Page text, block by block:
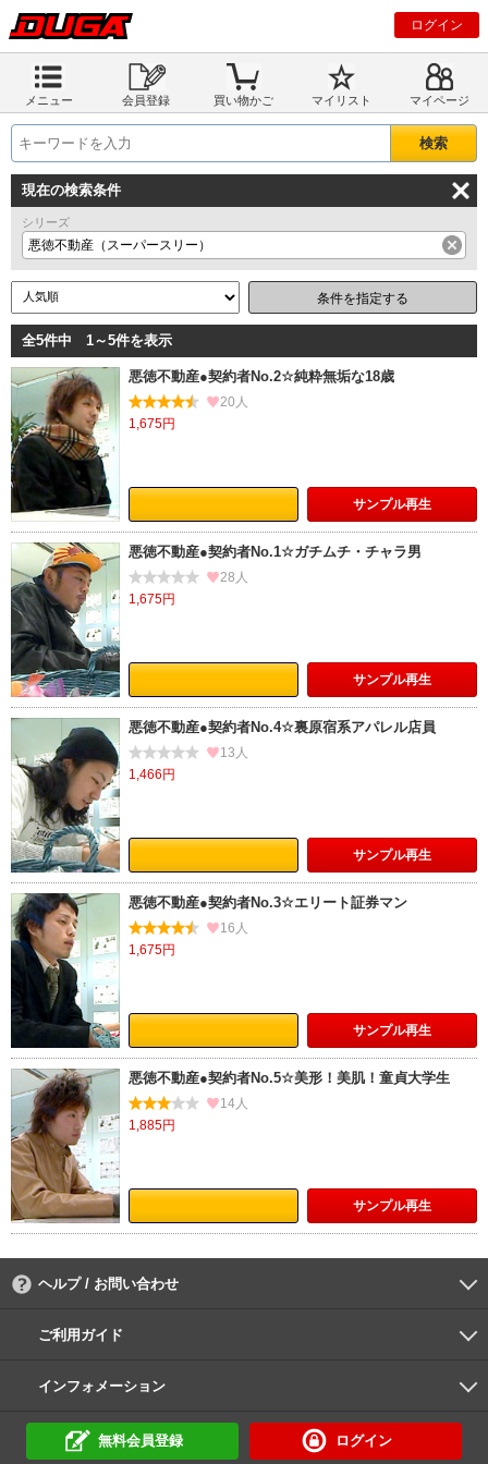
ログイン
メニュー 会員登録 買い物かご マイリスト マイページ
現在の検索条件
シリーズ
悪徳不動産（スーパースリー）
条件を指定する
全5件中 1～5件を表示
悪徳不動産●契約者No.2☆純粋無垢な18歳
20人
1,675円
サンプル再生
悪徳不動産●契約者No.1☆ガチムチ・チャラ男
28人
1,675円
サンプル再生
悪徳不動産●契約者No.4☆裏原宿系アパレル店員
13人
1,466円
サンプル再生
悪徳不動産●契約者No.3☆エリート証券マン
16人
1,675円
サンプル再生
悪徳不動産●契約者No.5☆美形！美肌！童貞大学生
14人
1,885円
サンプル再生
ヘルプ / お問い合わせ
よくあるご質問
ご利用環境
お支払い方法
パスワードの再設定
サポートセンター
ご利用ガイド
初めての方へ
会員登録の手順
作品購入の手順
動画再生の手順
検索のヒント
DUGA Player
インフォメーション
DUGAからのお知らせ
デュガの歴史とあゆみ
利用規約
個人情報保護方針
特定商取引法に基づく表示
資金決済法に基づく表示
倫理基準
サイトマップ無料会員登録 ログイン